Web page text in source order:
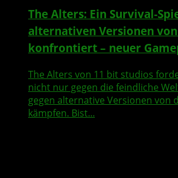
The Alters: Ein Survival-
alternativen Versionen
konfrontiert – neuer
The Alters von 11 bit studios
nicht nur gegen die feindliche
gegen alternative Versionen von
kämpfen. Bist...